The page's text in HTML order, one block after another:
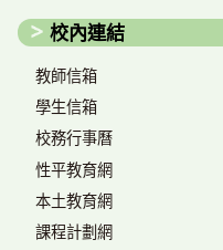
校內連結
教師信箱
學生信箱
校務行事曆
性平教育網
本土教育網
課程計劃網